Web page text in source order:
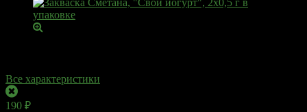
Все характеристики
190 ₽